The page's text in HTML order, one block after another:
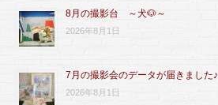
8月の撮影台 ～犬🐶～
2026年8月1日
7月の撮影会のデータが届きました♪
2026年8月1日